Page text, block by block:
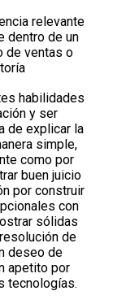
relevante
dentro de un
de ventas o
habilidades
y ser
de explicar la
simple,
como por
buen juicio
por construir
con
sólidas
de
deseo de
apetito por
tecnologías.